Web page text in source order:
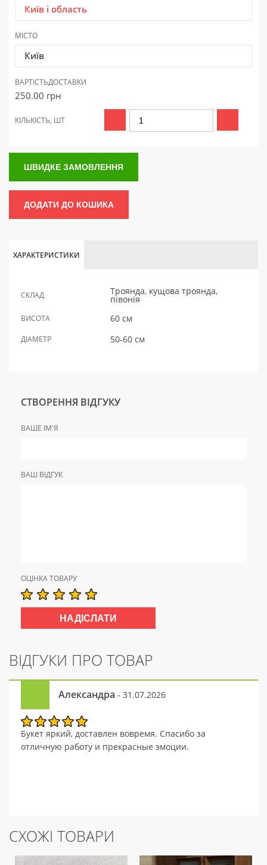
Київ і область
МІСТО
Київ
ВАРТІСТЬДОСТАВКИ
250.00 грн
КІЛЬКІСТЬ, ШТ
ШВИДКЕ ЗАМОВЛЕННЯ
ДОДАТИ ДО КОШИКА
ХАРАКТЕРИСТИКИ
СКЛАД Троянда, кущова троянда,
півонія
ВИСОТА 60 см
ДІАМЕТР 50-60 см
СТВОРЕННЯ ВІДГУКУ
ВАШЕ ІМ'Я
ВАШ ВІДГУК
ОЦІНКА ТОВАРУ
ВІДГУКИ ПРО ТОВАР
Александра - 31.07.2026
Букет яркий, доставлен вовремя. Спасибо за
отличную работу и прекрасные эмоции.
СХОЖІ ТОВАРИ